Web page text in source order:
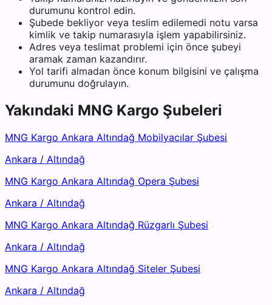
durumunu kontrol edin.
Şubede bekliyor veya teslim edilemedi notu varsa
kimlik ve takip numarasıyla işlem yapabilirsiniz.
Adres veya teslimat problemi için önce şubeyi
aramak zaman kazandırır.
Yol tarifi almadan önce konum bilgisini ve çalışma
durumunu doğrulayın.
Yakındaki MNG Kargo Şubeleri
MNG Kargo Ankara Altındağ Mobilyacılar Şubesi
Ankara / Altındağ
MNG Kargo Ankara Altındağ Opera Şubesi
Ankara / Altındağ
MNG Kargo Ankara Altındağ Rüzgarlı Şubesi
Ankara / Altındağ
MNG Kargo Ankara Altındağ Siteler Şubesi
Ankara / Altındağ